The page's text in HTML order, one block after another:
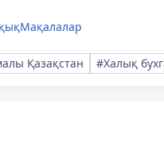
Мақалалар
Қазақстан #Халық